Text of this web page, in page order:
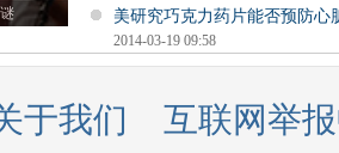
美研究巧克力药片能否预防心
2014-03-19 09:58
于我们
互联网举